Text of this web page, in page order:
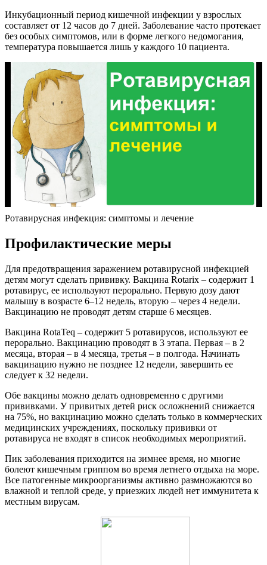
Инкубационный период кишечной инфекции у взрослых
составляет от 12 часов до 7 дней. Заболевание часто протекает
без особых симптомов, или в форме легкого недомогания,
температура повышается лишь у каждого 10 пациента.
Ротавирусная инфекция: симптомы и лечение
Профилактические меры
Для предотвращения заражением ротавирусной инфекцией
детям могут сделать прививку. Вакцина Rotarix – содержит 1
ротавирус, ее используют перорально. Первую дозу дают
малышу в возрасте 6–12 недель, вторую – через 4 недели.
Вакцинацию не проводят детям старше 6 месяцев.
Вакцина RotaTeq – содержит 5 ротавирусов, используют ее
перорально. Вакцинацию проводят в 3 этапа. Первая – в 2
месяца, вторая – в 4 месяца, третья – в полгода. Начинать
вакцинацию нужно не позднее 12 недели, завершить ее
следует к 32 недели.
Обе вакцины можно делать одновременно с другими
прививками. У привитых детей риск осложнений снижается
на 75%, но вакцинацию можно сделать только в коммерческих
медицинских учреждениях, поскольку прививки от
ротавируса не входят в список необходимых мероприятий.
Пик заболевания приходится на зимнее время, но многие
болеют кишечным гриппом во время летнего отдыха на море.
Все патогенные микроорганизмы активно размножаются во
влажной и теплой среде, у приезжих людей нет иммунитета к
местным вирусам.